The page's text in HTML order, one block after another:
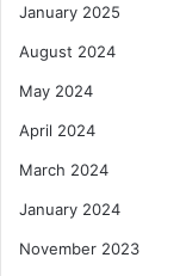
January 2025
August 2024
May 2024
April 2024
March 2024
January 2024
November 2023